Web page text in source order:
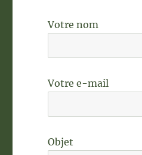
Votre nom
Votre e-mail
Objet